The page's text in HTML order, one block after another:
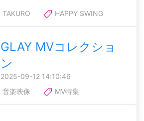
TAKURO HAPPY SWING
GLAY MVコレクショ
ン
2025-09-12 14:10:46
音楽映像 MV特集